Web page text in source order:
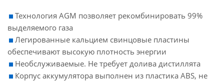
Технология AGM позволяет рекомбинировать 99%
выделяемого газа
Легированные кальцием свинцовые пластины
обеспечивают высокую плотность энергии
Необслуживаемые. Не требует долива дистиллята
Корпус аккумулятора выполнен из пластика ABS, не